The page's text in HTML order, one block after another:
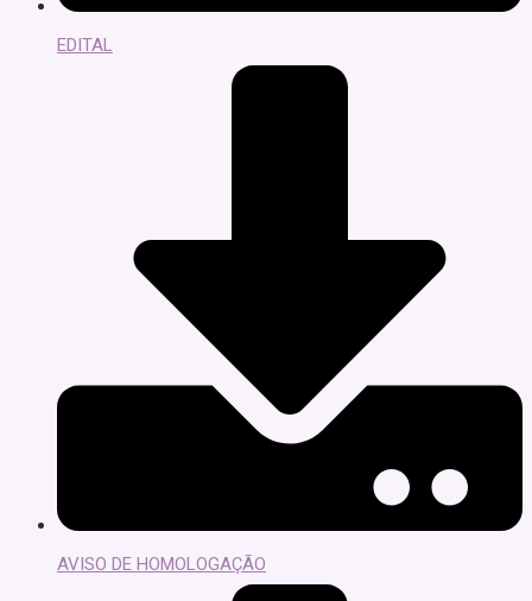
EDITAL
AVISO DE HOMOLOGAÇÃO